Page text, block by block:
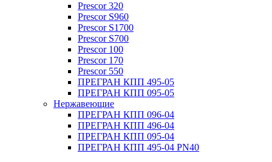
Prescor 320
Prescor S960
Prescor S1700
Prescor S700
Prescor 100
Prescor 170
Prescor 550
ПРЕГРАН КПП 495-05
ПРЕГРАН КПП 095-05
Нержавеющие
ПРЕГРАН КПП 096-04
ПРЕГРАН КПП 496-04
ПРЕГРАН КПП 095-04
ПРЕГРАН КПП 495-04 PN40